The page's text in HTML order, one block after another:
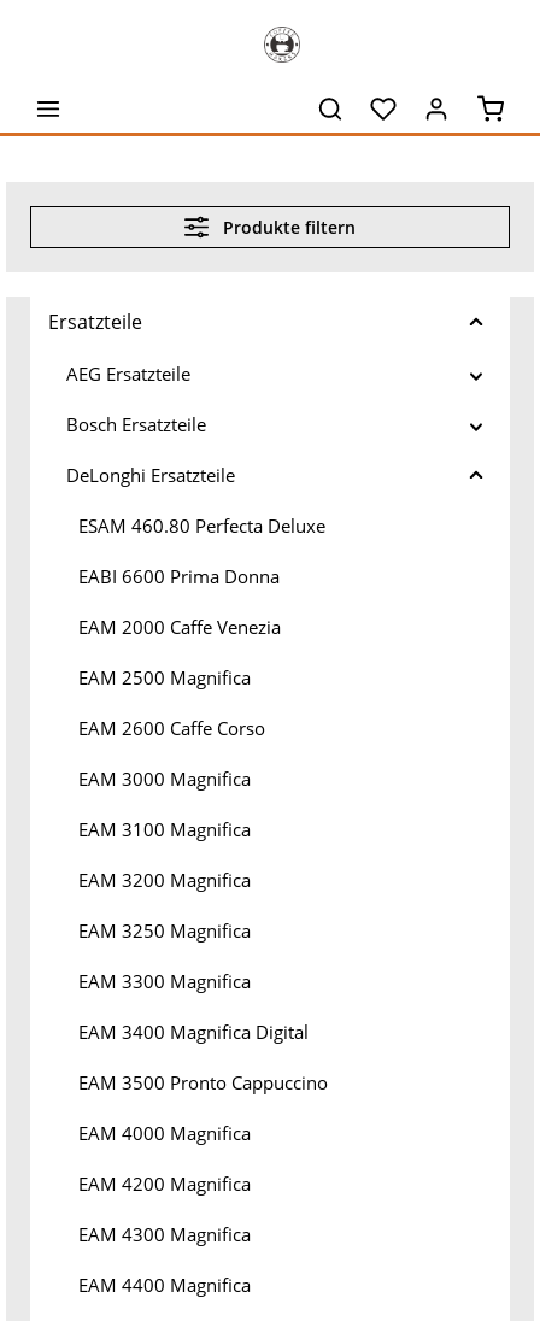
Produkte filtern
Ersatzteile
AEG Ersatzteile
Bosch Ersatzteile
DeLonghi Ersatzteile
ESAM 460.80 Perfecta Deluxe
EABI 6600 Prima Donna
EAM 2000 Caffe Venezia
EAM 2500 Magnifica
EAM 2600 Caffe Corso
EAM 3000 Magnifica
EAM 3100 Magnifica
EAM 3200 Magnifica
EAM 3250 Magnifica
EAM 3300 Magnifica
EAM 3400 Magnifica Digital
EAM 3500 Pronto Cappuccino
EAM 4000 Magnifica
EAM 4200 Magnifica
EAM 4300 Magnifica
EAM 4400 Magnifica